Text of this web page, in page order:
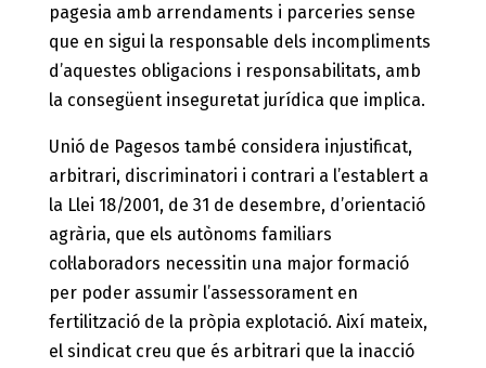
pagesia amb arrendaments i parceries sense
que en sigui la responsable dels incompliments
d’aquestes obligacions i responsabilitats, amb
la consegüent inseguretat jurídica que implica.
Unió de Pagesos també considera injustificat,
arbitrari, discriminatori i contrari a l’establert a
la Llei 18/2001, de 31 de desembre, d’orientació
agrària, que els autònoms familiars
col·laboradors necessitin una major formació
per poder assumir l’assessorament en
fertilització de la pròpia explotació. Així mateix,
el sindicat creu que és arbitrari que la inacció